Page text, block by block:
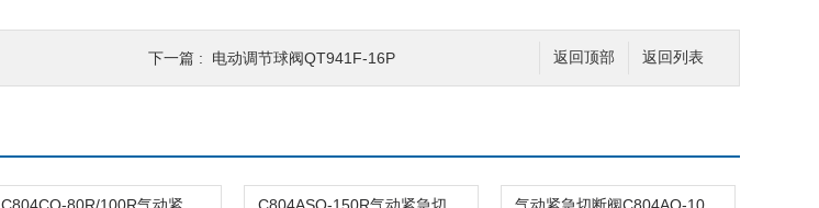
返回列表
返回顶部
下一篇 : 电动调节球阀QT941F-16P